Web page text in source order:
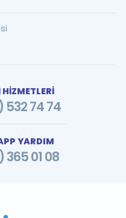
532 74 74
YARDIM
365 01 08